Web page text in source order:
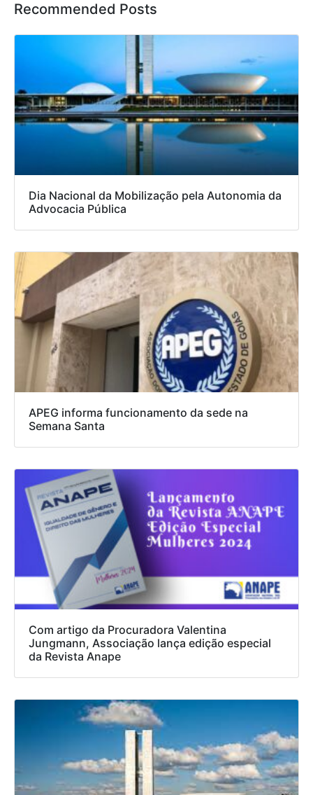
Recommended Posts
Dia Nacional da Mobilização pela Autonomia da
Advocacia Pública
APEG informa funcionamento da sede na
Semana Santa
Com artigo da Procuradora Valentina
Jungmann, Associação lança edição especial
da Revista Anape